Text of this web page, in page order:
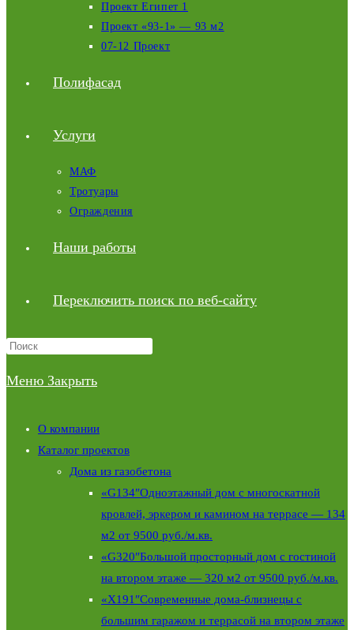
Проект Египет 1
Проект «93-1» — 93 м2
07-12 Проект
Полифасад
Услуги
МАФ
Тротуары
Ограждения
Наши работы
Переключить поиск по веб-сайту
Меню Закрыть
О компании
Каталог проектов
Дома из газобетона
«G134″Одноэтажный дом с многоскатной
кровлей, эркером и камином на террасе — 134
м2 от 9500 руб./м.кв.
«G320″Большой просторный дом с гостиной
на втором этаже — 320 м2 от 9500 руб./м.кв.
«X191″Современные дома-близнецы с
большим гаражом и террасой на втором этаже